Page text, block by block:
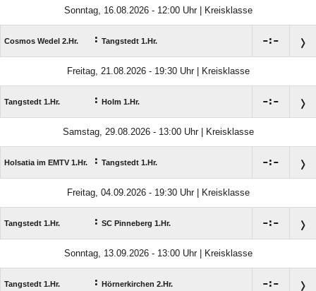
Sonntag, 16.08.2026 - 12:00 Uhr | Kreisklasse
Cosmos Wedel 2.Hr. : Tangstedt 1.Hr. :
Freitag, 21.08.2026 - 19:30 Uhr | Kreisklasse
Tangstedt 1.Hr. : Holm 1.Hr. :
Samstag, 29.08.2026 - 13:00 Uhr | Kreisklasse
Holsatia im EMTV 1.Hr. : Tangstedt 1.Hr. :
Freitag, 04.09.2026 - 19:30 Uhr | Kreisklasse
Tangstedt 1.Hr. : SC Pinneberg 1.Hr. :
Sonntag, 13.09.2026 - 13:00 Uhr | Kreisklasse
Tangstedt 1.Hr. : Hörnerkirchen 2.Hr. :